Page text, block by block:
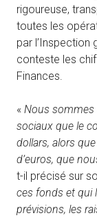
rigoureuse,
toutes les
par l’Inspection
conteste les
Finances.
« Nous sommes
sociaux que le
dollars, alors
d’euros, que
t-il précisé sur
ces fonds et qui
prévisions, les